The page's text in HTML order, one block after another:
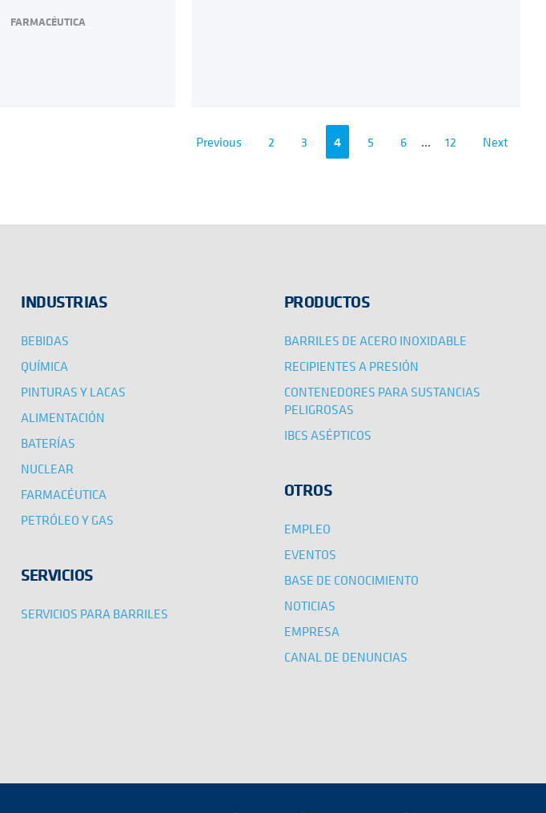
FARMACÉUTICA
Previous 2 3 4 5 6 ... 12 Next
INDUSTRIAS
BEBIDAS
QUÍMICA
PINTURAS Y LACAS
ALIMENTACIÓN
BATERÍAS
NUCLEAR
FARMACÉUTICA
PETRÓLEO Y GAS
SERVICIOS
SERVICIOS PARA BARRILES
PRODUCTOS
BARRILES DE ACERO INOXIDABLE
RECIPIENTES A PRESIÓN
CONTENEDORES PARA SUSTANCIAS
PELIGROSAS
IBCS ASÉPTICOS
OTROS
EMPLEO
EVENTOS
BASE DE CONOCIMIENTO
NOTICIAS
EMPRESA
CANAL DE DENUNCIAS